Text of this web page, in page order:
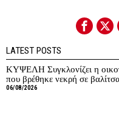
LATEST POSTS
ΚΥΨΕΛΗ Συγκλονίζει η
που βρέθηκε νεκρή σε
06/08/2026